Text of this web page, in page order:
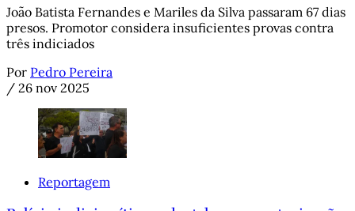
João Batista Fernandes e Mariles da Silva passaram 67 dias
presos. Promotor considera insuficientes provas contra
três indiciados
Por Pedro Pereira
/ 26 nov 2025
Reportagem